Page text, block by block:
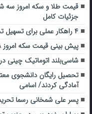
جزئیات کامل
۴ راهکار عملی برای تسهیل تجارت کالاهای اساسی در شرایط جنگی
پیش بینی قیمت سکه امروز ۱۸ دی
شاسی‌بلند اتوماتیک چینی در بازار ۴۴۵ میلیون تومان
تحصیل رایگان دانشجوی
آمادگی کردند/ اسامی
پسر علی شمخانی رسما